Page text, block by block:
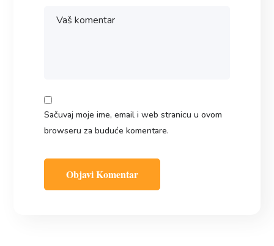
Sačuvaj moje ime, email i web stranicu u ovom
browseru za buduće komentare.